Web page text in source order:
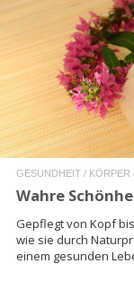
GESUNDHEIT / KÖRPER
Wahre
Gepflegt von Kopf
wie sie durch
einem gesunden